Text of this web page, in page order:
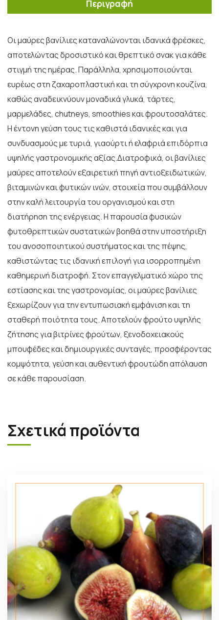
Περιγραφή
Οι μαύρες βανίλιες καταναλώνονται ιδανικά φρέσκες,
αποτελώντας δροσιστικό και θρεπτικό σνακ για κάθε
στιγμή της ημέρας. Παράλληλα, χρησιμοποιούνται
ευρέως στη ζαχαροπλαστική και τη σύγχρονη κουζίνα,
καθώς αναδεικνύουν μοναδικά γλυκά, τάρτες,
μαρμελάδες, chutneys, smoothies και φρουτοσαλάτες.
Η έντονη γεύση τους τις καθιστά ιδανικές και για
συνδυασμούς με τυριά, γιαούρτι ή ελαφριά επιδόρπια
υψηλής γαστρονομικής αξίας.Διατροφικά, οι βανίλιες
μαύρες αποτελούν εξαιρετική πηγή αντιοξειδωτικών,
βιταμινών και φυτικών ινών, στοιχεία που συμβάλλουν
στην καλή λειτουργία του οργανισμού και στη
διατήρηση της ενέργειας. Η παρουσία φυσικών
φυτοθρεπτικών συστατικών βοηθά στην υποστήριξη
του ανοσοποιητικού συστήματος και της πέψης,
καθιστώντας τις ιδανική επιλογή για ισορροπημένη
καθημερινή διατροφή. Στον επαγγελματικό χώρο της
εστίασης και της γαστρονομίας, οι μαύρες βανίλιες
ξεχωρίζουν για την εντυπωσιακή εμφάνιση και τη
σταθερή ποιότητα τους. Αποτελούν φρούτο υψηλής
ζήτησης για βιτρίνες φρούτων, ξενοδοχειακούς
μπουφέδες και δημιουργικές συνταγές, προσφέροντας
κομψότητα, γεύση και αυθεντική φρουτώδη απόλαυση
σε κάθε παρουσίαση.
Σχετικά προϊόντα